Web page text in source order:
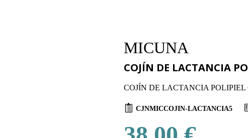
MICUNA
COJÍN DE LACTANCIA
COJÍN DE LACTANCIA
CJNMICCOJIN-LACTANCIA5